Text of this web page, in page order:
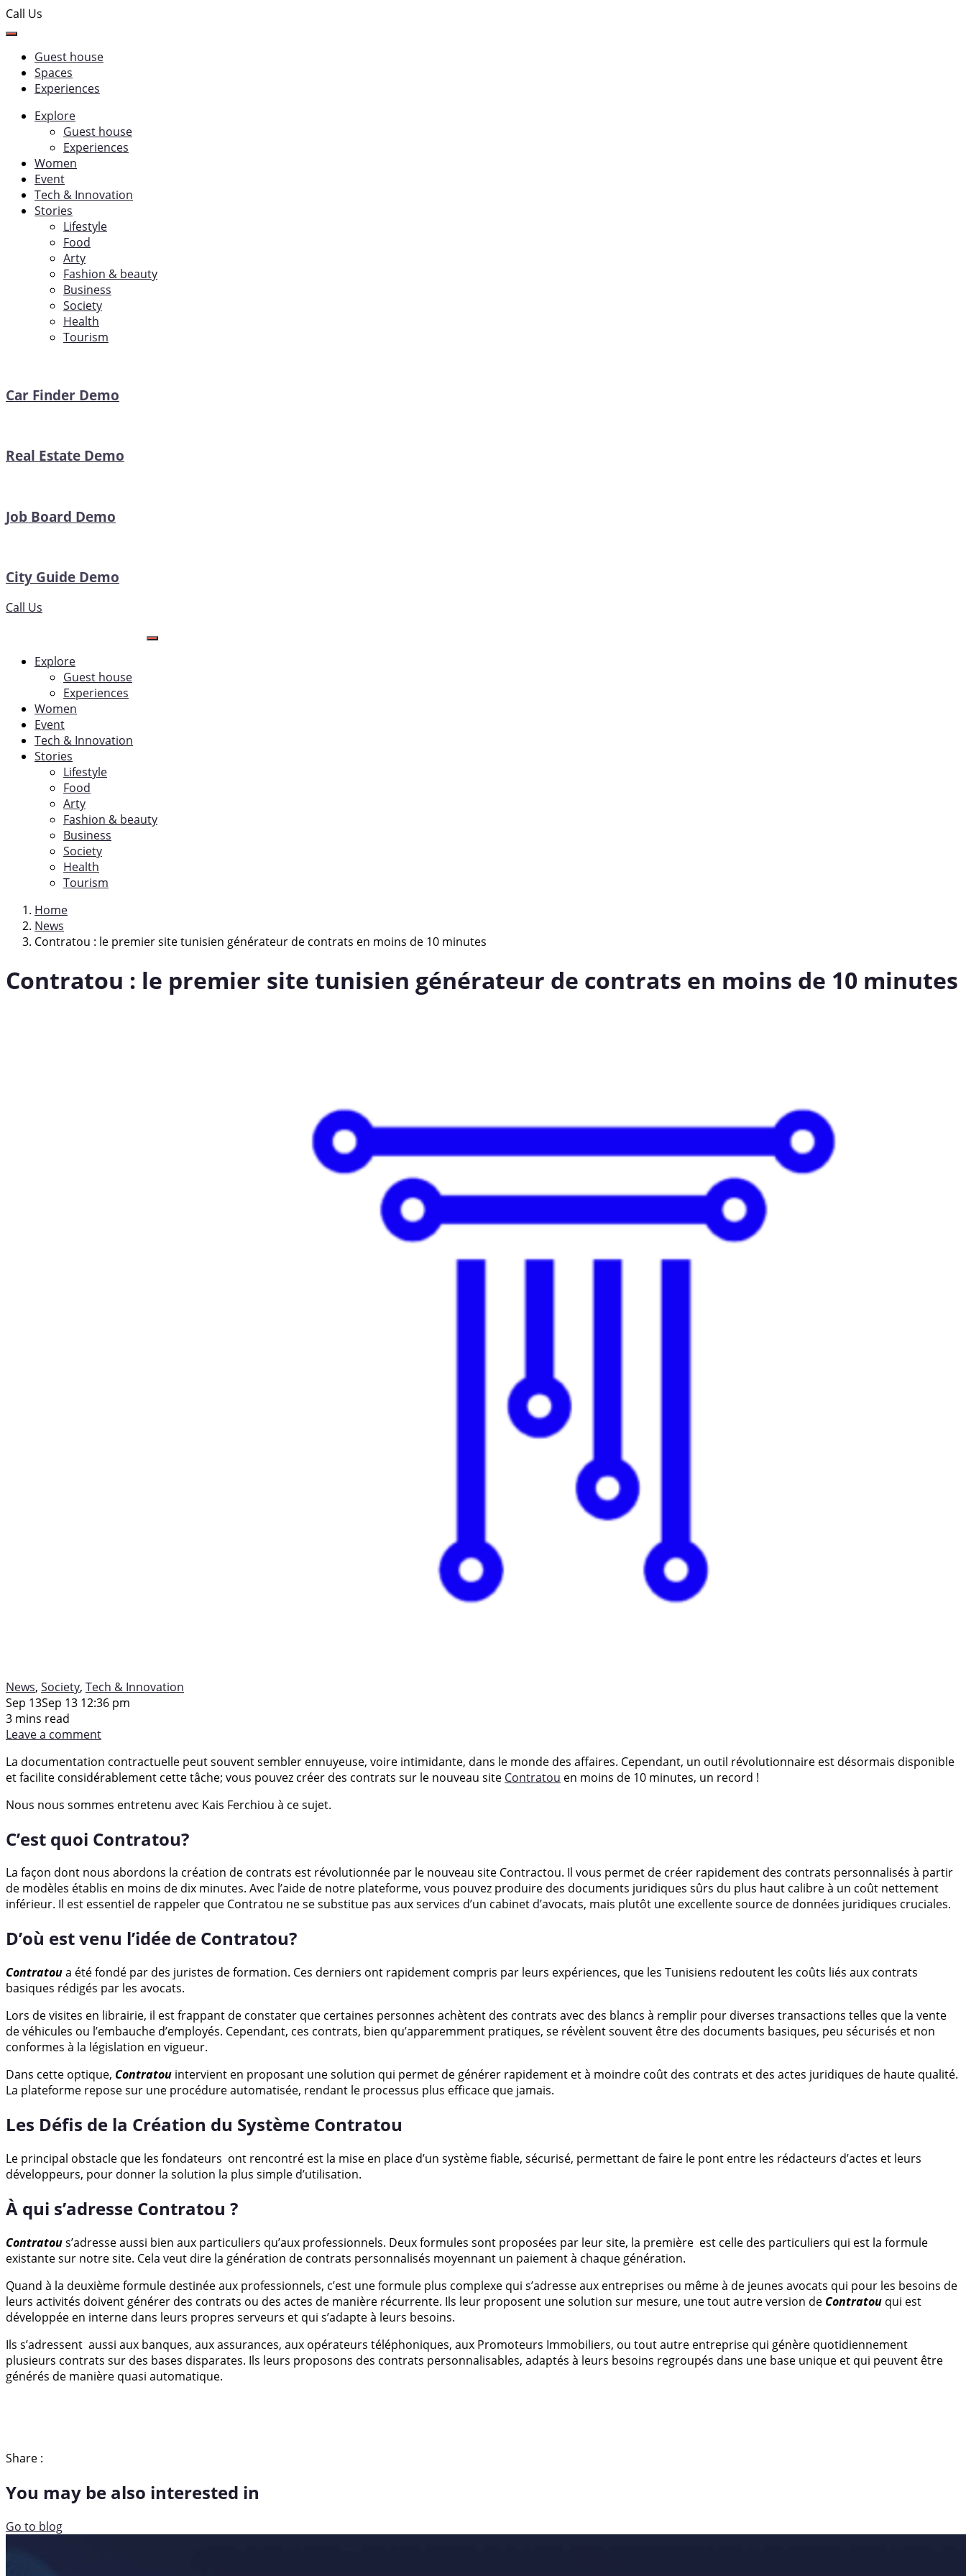
Call Us
Guest house
Spaces
Experiences
Explore
Guest house
Experiences
Women
Event
Tech & Innovation
Stories
Lifestyle
Food
Arty
Fashion & beauty
Business
Society
Health
Tourism
Car Finder Demo
Real Estate Demo
Job Board Demo
City Guide Demo
Call Us
Explore
Guest house
Experiences
Women
Event
Tech & Innovation
Stories
Lifestyle
Food
Arty
Fashion & beauty
Business
Society
Health
Tourism
Home
News
Contratou : le premier site tunisien générateur de contrats en moins de 10 minutes
Contratou : le premier site tunisien générateur de contrats en moins de 10 minutes
News, Society, Tech & Innovation
Sep 13Sep 13 12:36 pm
3 mins read
Leave a comment
La documentation contractuelle peut souvent sembler ennuyeuse, voire intimidante, dans le monde des affaires. Cependant, un outil révolutionnaire est désormais disponible
et facilite considérablement cette tâche; vous pouvez créer des contrats sur le nouveau site Contratou en moins de 10 minutes, un record !
Nous nous sommes entretenu avec Kais Ferchiou à ce sujet.
C’est quoi Contratou?
La façon dont nous abordons la création de contrats est révolutionnée par le nouveau site Contractou. Il vous permet de créer rapidement des contrats personnalisés à partir
de modèles établis en moins de dix minutes. Avec l’aide de notre plateforme, vous pouvez produire des documents juridiques sûrs du plus haut calibre à un coût nettement
inférieur. Il est essentiel de rappeler que Contratou ne se substitue pas aux services d’un cabinet d’avocats, mais plutôt une excellente source de données juridiques cruciales.
D’où est venu l’idée de Contratou?
Contratoua été fondé par des juristes de formation. Ces derniers ont rapidement compris par leurs expériences, que les Tunisiens redoutent les coûts liés aux contrats
basiques rédigés par les avocats.
Lors de visites en librairie, il est frappant de constater que certaines personnes achètent des contrats avec des blancs à remplir pour diverses transactions telles que la vente
de véhicules ou l’embauche d’employés. Cependant, ces contrats, bien qu’apparemment pratiques, se révèlent souvent être des documents basiques, peu sécurisés et non
conformes à la législation en vigueur.
Dans cette optique, Contratou intervient en proposant une solution qui permet de générer rapidement et à moindre coût des contrats et des actes juridiques de haute qualité.
La plateforme repose sur une procédure automatisée, rendant le processus plus efficace que jamais.
Les Défis de la Création du Système Contratou
Le principal obstacle que les fondateurs ont rencontré est la mise en place d’un système fiable, sécurisé, permettant de faire le pont entre les rédacteurs d’actes et leurs
développeurs, pour donner la solution la plus simple d’utilisation.
À qui s’adresse Contratou ?
Contratous’adresse aussi bien aux particuliers qu’aux professionnels. Deux formules sont proposées par leur site, la première est celle des particuliers qui est la formule
existante sur notre site. Cela veut dire la génération de contrats personnalisés moyennant un paiement à chaque génération.
Quand à la deuxième formule destinée aux professionnels, c’est une formule plus complexe qui s’adresse aux entreprises ou même à de jeunes avocats qui pour les besoins de
leurs activités doivent générer des contrats ou des actes de manière récurrente. Ils leur proposent une solution sur mesure, une tout autre version de Contratou qui est
développée en interne dans leurs propres serveurs et qui s’adapte à leurs besoins.
Ils s’adressent aussi aux banques, aux assurances, aux opérateurs téléphoniques, aux Promoteurs Immobiliers, ou tout autre entreprise qui génère quotidiennement
plusieurs contrats sur des bases disparates. Ils leurs proposons des contrats personnalisables, adaptés à leurs besoins regroupés dans une base unique et qui peuvent être
générés de manière quasi automatique.
Share :
You may be also interested in
Go to blog